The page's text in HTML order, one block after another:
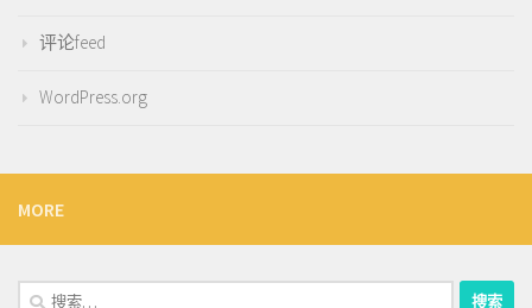
评论feed
WordPress.org
MORE
搜